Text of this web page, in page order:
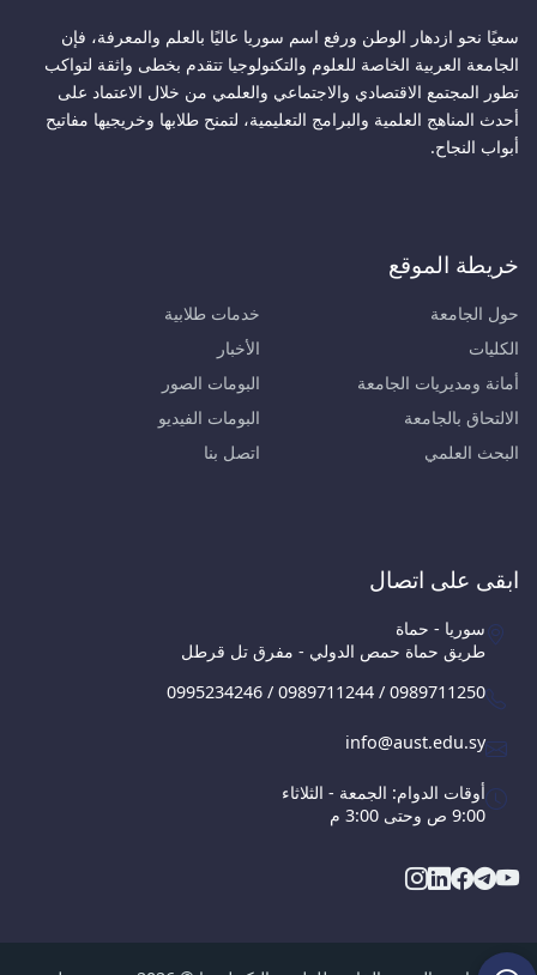
سعيًا نحو ازدهار الوطن ورفع اسم سوريا عاليًا بالعلم والمعرفة، فإن
الجامعة العربية الخاصة للعلوم والتكنولوجيا تتقدم بخطى واثقة لتواكب
تطور المجتمع الاقتصادي والاجتماعي والعلمي من خلال الاعتماد على
أحدث المناهج العلمية والبرامج التعليمية، لتمنح طلابها وخريجيها مفاتيح
أبواب النجاح.
خريطة الموقع
حول الجامعة
الكليات
أمانة ومديريات الجامعة
الالتحاق بالجامعة
البحث العلمي
خدمات طلابية
الأخبار
البومات الصور
البومات الفيديو
اتصل بنا
ابقى على اتصال
سوريا - حماة
طريق حماة حمص الدولي - مفرق تل قرطل
0995234246 / 0989711244 / 0989711250
info@aust.edu.sy
أوقات الدوام: الجمعة - الثلاثاء
9:00 ص وحتى 3:00 م